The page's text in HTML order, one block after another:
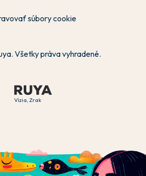
Vízia, Zrak
súbory cookie
Všetky práva vyhradené.